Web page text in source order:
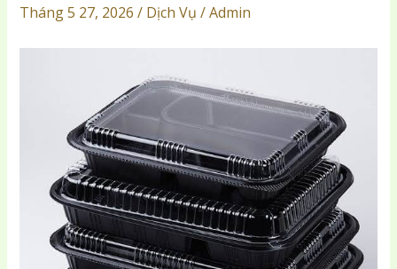
Tháng 5 27, 2026 / Dịch Vụ / Admin